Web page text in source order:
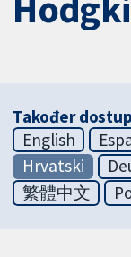
Također
English
Hrvatski
繁體中文